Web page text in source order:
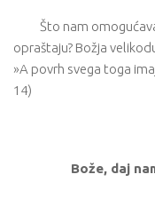
Što nam
opraštaju? Božja
»A povrh svega toga
14)
Bože, daj